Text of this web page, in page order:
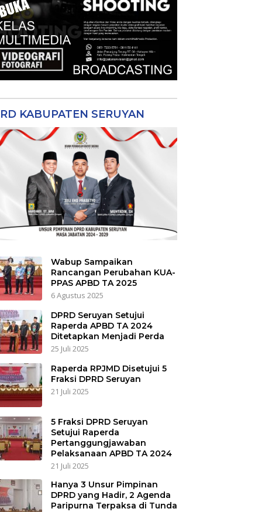
KABUPATEN SERUYAN
Wabup Sampaikan
Rancangan Perubahan KUA-
PPAS APBD TA 2025
6 Agustus 2025
DPRD Seruyan Setujui
Raperda APBD TA 2024
Ditetapkan Menjadi Perda
25 Juli 2025
Raperda RPJMD Disetujui 5
Fraksi DPRD Seruyan
21 Juli 2025
5 Fraksi DPRD Seruyan
Setujui Raperda
Pertanggungjawaban
Pelaksanaan APBD TA 2024
21 Juli 2025
Hanya 3 Unsur Pimpinan
DPRD yang Hadir, 2 Agenda
Paripurna Terpaksa di Tunda